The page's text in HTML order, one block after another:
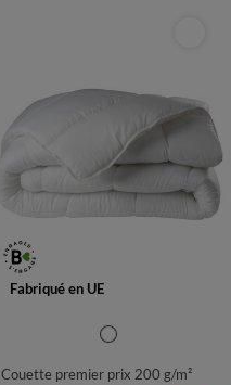
Fabriqué en UE
Couette premier prix 200 g/m²